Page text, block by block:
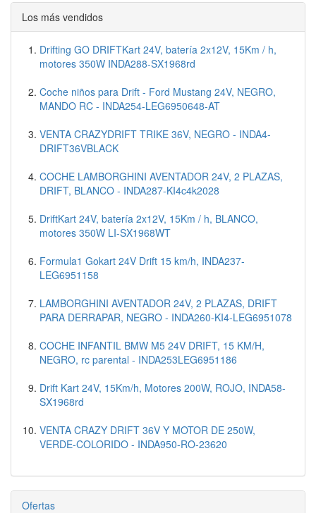
Los más vendidos
Drifting GO DRIFTKart 24V, batería 2x12V, 15Km / h,
motores 350W INDA288-SX1968rd
Coche niños para Drift - Ford Mustang 24V, NEGRO,
MANDO RC - INDA254-LEG6950648-AT
VENTA CRAZYDRIFT TRIKE 36V, NEGRO - INDA4-
DRIFT36VBLACK
COCHE LAMBORGHINI AVENTADOR 24V, 2 PLAZAS,
DRIFT, BLANCO - INDA287-KI4c4k2028
DriftKart 24V, batería 2x12V, 15Km / h, BLANCO,
motores 350W LI-SX1968WT
Formula1 Gokart 24V Drift 15 km/h, INDA237-
LEG6951158
LAMBORGHINI AVENTADOR 24V, 2 PLAZAS, DRIFT
PARA DERRAPAR, NEGRO - INDA260-KI4-LEG6951078
COCHE INFANTIL BMW M5 24V DRIFT, 15 KM/H,
NEGRO, rc parental - INDA253LEG6951186
Drift Kart 24V, 15Km/h, Motores 200W, ROJO, INDA58-
SX1968rd
VENTA CRAZY DRIFT 36V Y MOTOR DE 250W,
VERDE-COLORIDO - INDA950-RO-23620
Ofertas